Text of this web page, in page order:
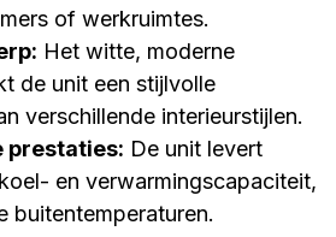
of werkruimtes.
Het witte, moderne
de unit een stijlvolle
verschillende interieurstijlen.
prestaties: De unit levert
en verwarmingscapaciteit,
buitentemperaturen.